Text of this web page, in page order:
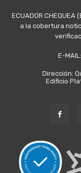
ECUADOR
a la cobertura
E-MAIL:
Dirección:
Edificio